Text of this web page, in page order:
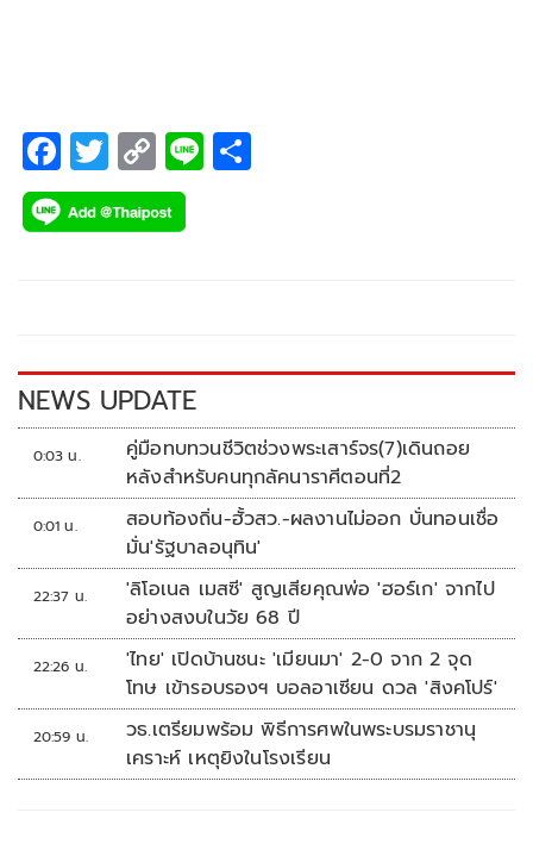
F
ac
e
k
T
wi
tt
C
o
p
k
Li
NEWS UPDATE
0:03 น.
คู่มือทบทวนชีวิตช่วงพระเสาร์จร(7)เดินถอย
หลังสำหรับคนทุกลัคนาราศีตอนที่2
0:01 น.
สอบท้องถิ่น-ฮั้วสว.-ผลงานไม่ออก บั่นทอนเชื่อ
มั่น'รัฐบาลอนุทิน'
22:37 น.
'ลิโอเนล เมสซี' สูญเสียคุณพ่อ 'ฮอร์เก' จากไป
อย่างสงบในวัย 68 ปี
22:26 น.
'ไทย' เปิดบ้านชนะ 'เมียนมา' 2-0 จาก 2 จุด
โทษ เข้ารอบรองฯ บอลอาเซียน ดวล 'สิงคโปร์'
20:59 น.
วธ.เตรียมพร้อม พิธีการศพในพระบรมราชานุ
เคราะห์ เหตุยิงในโรงเรียน